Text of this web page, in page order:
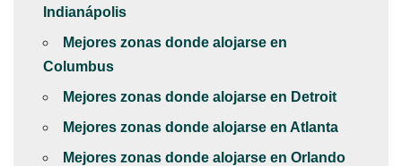
Indianápolis
Mejores zonas donde alojarse en
Columbus
Mejores zonas donde alojarse en Detroit
Mejores zonas donde alojarse en Atlanta
Mejores zonas donde alojarse en Orlando